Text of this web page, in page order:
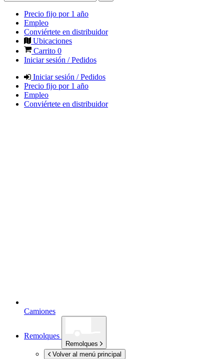
Precio fijo por 1 año
Empleo
Conviértete en distribuidor
Ubicaciones
Carrito 0
Iniciar sesión / Pedidos
Iniciar sesión / Pedidos
Precio fijo por 1 año
Empleo
Conviértete en distribuidor
Camiones
Remolques
Remolques
Volver al menú principal